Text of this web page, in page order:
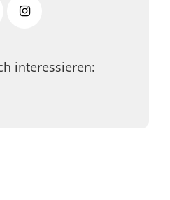
interessieren: